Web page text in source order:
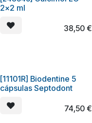
2x2 ml
38,50€
[11101R] Biodentine 5
cápsulas Septodont
74,50€